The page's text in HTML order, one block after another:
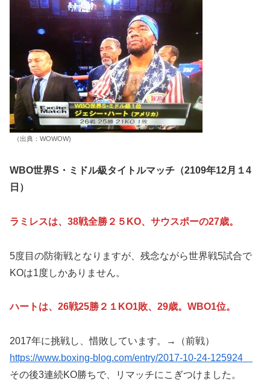
（出典：WOWOW)
WBO世界S・ミドル級タイトルマッチ（2109年12月１4
日）
ラミレスは、38戦全勝２５KO、サウスポーの27歳。
5度目の防衛戦となりますが、残念ながら世界戦5試合で
KOは1度しかありません。
ハートは、26戦25勝２１KO1敗、29歳。WBO1位。
2017年に挑戦し、惜敗しています。→（前戦）
https://www.boxing-blog.com/entry/2017-10-24-125924
その後3連続KO勝ちで、リマッチにこぎつけました。